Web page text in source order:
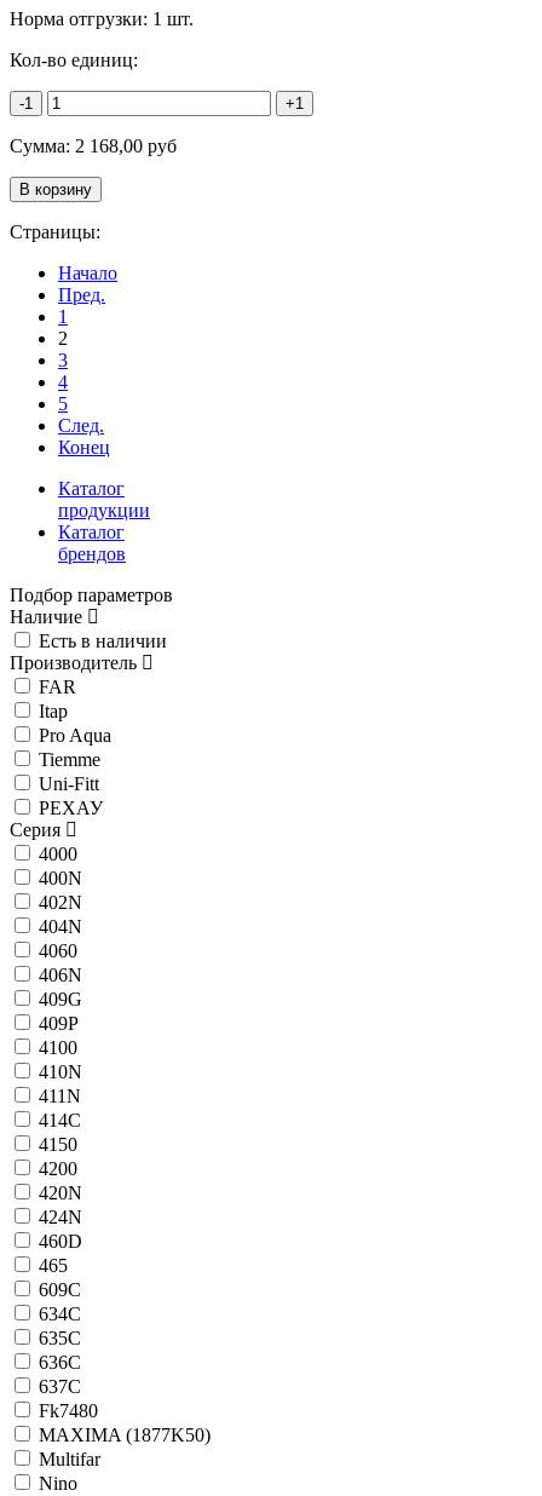
Норма отгрузки: 1 шт.
Кол-во единиц:
-1 +1
Сумма: 2 168,00 руб
Страницы:
Начало
Пред.
1
2
3
4
5
След.
Конец
Каталог
продукции
Каталог
брендов
Подбор параметров
Наличие
Есть в наличии
Производитель
FAR
Itap
Pro Aqua
Tiemme
Uni-Fitt
РЕХАУ
Серия
4000
400N
402N
404N
4060
406N
409G
409P
4100
410N
411N
414C
4150
4200
420N
424N
460D
465
609C
634C
635C
636C
637C
Fk7480
MAXIMA (1877K50)
Multifar
Nino